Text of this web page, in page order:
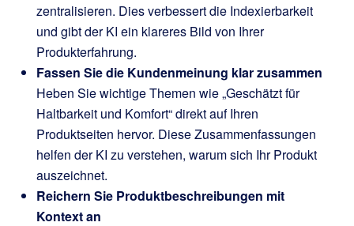
zentralisieren. Dies verbessert die Indexierbarkeit
und gibt der KI ein klareres Bild von Ihrer
Produkterfahrung.
Fassen Sie die Kundenmeinung klar zusammen
Heben Sie wichtige Themen wie „Geschätzt für
Haltbarkeit und Komfort“ direkt auf Ihren
Produktseiten hervor. Diese Zusammenfassungen
helfen der KI zu verstehen, warum sich Ihr Produkt
auszeichnet.
Reichern Sie Produktbeschreibungen mit
Kontext an